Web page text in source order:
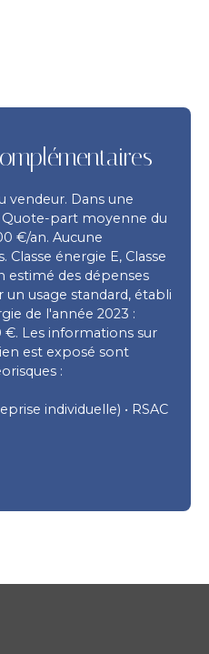
vendeur. Dans une
part moyenne du
€/an. Aucune
énergie E, Classe
des dépenses
usage standard, établi
de l'année 2023 :
€. Les informations sur
est exposé sont
:
individuelle) • RSAC